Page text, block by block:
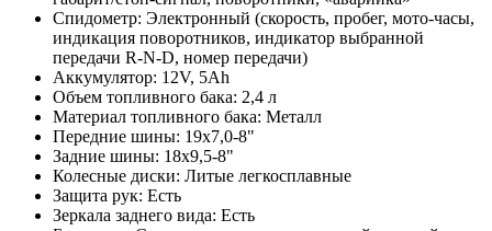
Спидометр: Электронный (скорость, пробег, мото-часы,
индикация поворотников, индикатор выбранной
передачи R-N-D, номер передачи)
Аккумулятор: 12V, 5Ah
Объем топливного бака: 2,4 л
Материал топливного бака: Металл
Передние шины: 19х7,0-8"
Задние шины: 18х9,5-8"
Колесные диски: Литые легкосплавные
Защита рук: Есть
Зеркала заднего вида: Есть